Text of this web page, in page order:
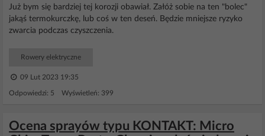
Już bym się bardziej tej korozji obawiał. Załóż sobie na ten "bolec"
jakąś termokurczkę, lub coś w ten deseń. Będzie mniejsze ryzyko
zwarcia podczas czyszczenia.
Rowery elektryczne
09 Lut 2023 19:35
Odpowiedzi: 5 Wyświetleń: 399
Ocena sprayów typu KONTAKT: Micro